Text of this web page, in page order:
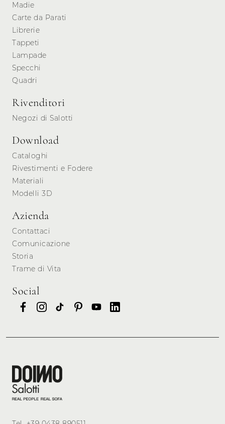
Madie
Carte da Parati
Librerie
Tappeti
Lampade
Specchi
Quadri
Rivenditori
Negozi di Salotti
Download
Cataloghi
Rivestimenti e Fodere
Materiali
Modelli 3D
Azienda
Contattaci
Comunicazione
Storia
Trame di Vita
Social